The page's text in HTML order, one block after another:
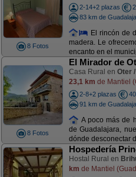
8 Fotos
2-14+2 plazas
83 km de
El rincón de
madera. Le
encanto en el
8 Fotos
El Mirador de
Casa Rural en Oter
23,1 km de Mantiel
2-8+2 plazas
91 km de
A poco más de
de Guadalajara,
dónde desconectar
Hospedería
Hostal Rural en
km de Mantiel